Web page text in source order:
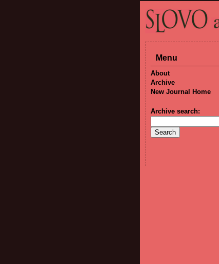
Menu
About
Archive
New Journal Home
Archive search: